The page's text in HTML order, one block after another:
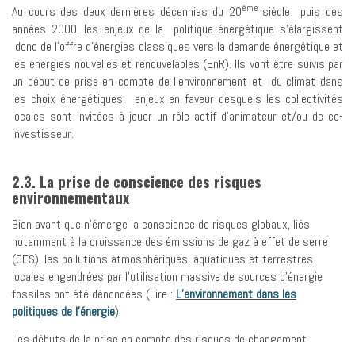
Au cours des deux dernières décennies du 20ème siècle puis des
années 2000, les enjeux de la politique énergétique s’élargissent
donc de l’offre d’énergies classiques vers la demande énergétique et
les énergies nouvelles et renouvelables (EnR). Ils vont être suivis par
un début de prise en compte de l’environnement et du climat dans
les choix énergétiques, enjeux en faveur desquels les collectivités
locales sont invitées à jouer un rôle actif d’animateur et/ou de co-
investisseur.
2.3. La prise de conscience des risques
environnementaux
Bien avant que n’émerge la conscience de risques globaux, liés
notamment à la croissance des émissions de gaz à effet de serre
(GES), les pollutions atmosphériques, aquatiques et terrestres
locales engendrées par l’utilisation massive de sources d’énergie
fossiles ont été dénoncées (Lire : L’environnement dans les
politiques de l’énergie).